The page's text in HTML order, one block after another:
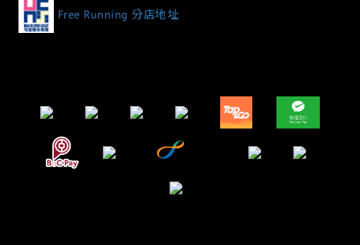
Free Running 分店地址